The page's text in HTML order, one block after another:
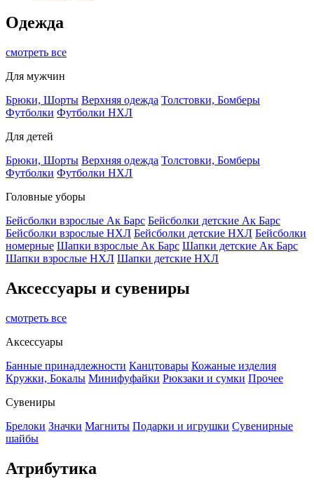
Одежда
смотреть все
Для мужчин
Брюки, Шорты Верхняя одежда Толстовки, Бомберы
Футболки Футболки НХЛ
Для детей
Брюки, Шорты Верхняя одежда Толстовки, Бомберы
Футболки Футболки НХЛ
Головные уборы
Бейсболки взрослые Ак Барс Бейсболки детские Ак Барс
Бейсболки взрослые НХЛ Бейсболки детские НХЛ Бейсболки
номерные Шапки взрослые Ак Барс Шапки детские Ак Барс
Шапки взрослые НХЛ Шапки детские НХЛ
Аксессуары и сувениры
смотреть все
Аксессуары
Банные принадлежности Канцтовары Кожаные изделия
Кружки, Бокалы Минифуфайки Рюкзаки и сумки Прочее
Сувениры
Брелоки Значки Магниты Подарки и игрушки Сувенирные
шайбы
Атрибутика